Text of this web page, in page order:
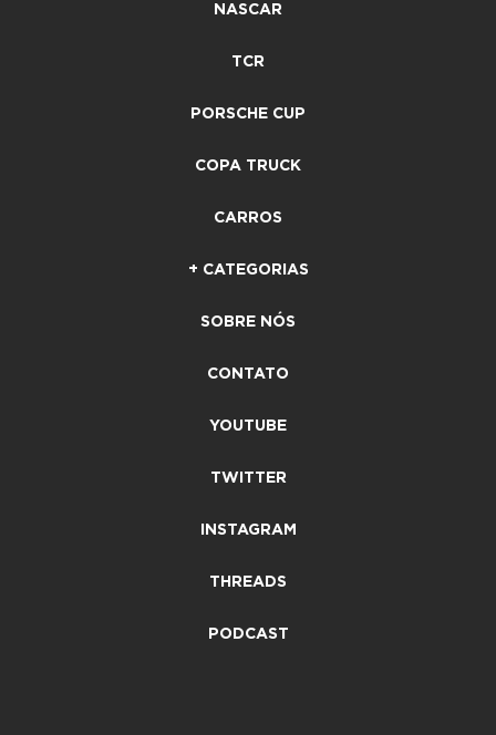
NASCAR
TCR
PORSCHE CUP
COPA TRUCK
CARROS
+ CATEGORIAS
SOBRE NÓS
CONTATO
YOUTUBE
TWITTER
INSTAGRAM
THREADS
PODCAST